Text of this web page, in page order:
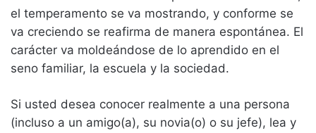
el temperamento se va mostrando, y conforme se
va creciendo se reafirma de manera espontánea. El
carácter va moldeándose de lo aprendido en el
seno familiar, la escuela y la sociedad.
Si usted desea conocer realmente a una persona
(incluso a un amigo(a), su novia(o) o su jefe), lea y